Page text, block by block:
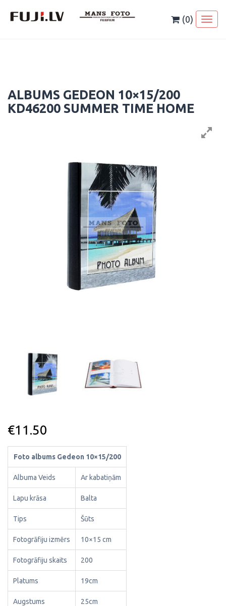
(0)
ALBUMS GEDEON 10×15/200
KD46200 SUMMER TIME HOME
€11.50
Foto albums Gedeon 10×15/200
Albuma Veids Ar kabatiņām
Lapu krāsa Balta
Tips Šūts
Fotogrāfiju izmērs 10×15 cm
Fotogrāfiju skaits 200
Platums 19cm
Augstums 25cm